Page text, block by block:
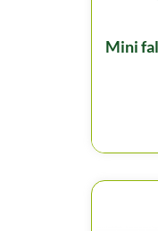
mini falafel menthe & petit